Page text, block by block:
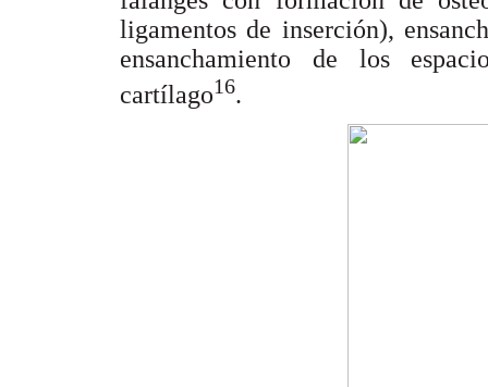
ligamentos de inserción),
ensanchamiento de los
cartílago16.